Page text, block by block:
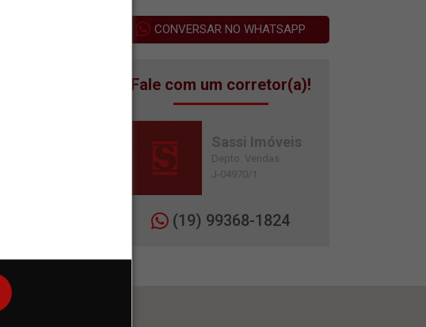
CONVERSAR NO WHATSAPP
Fale com um corretor(a)!
Sassi Imóveis
Depto. Vendas
J-04970/1
(19) 99368-1824